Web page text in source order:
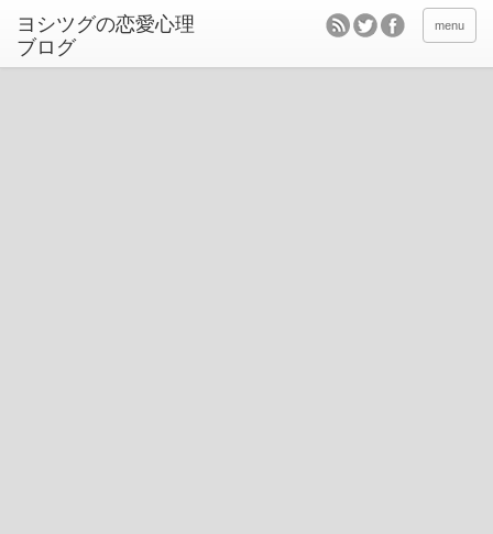
ヨシツグの恋愛心理
ブログ
menu